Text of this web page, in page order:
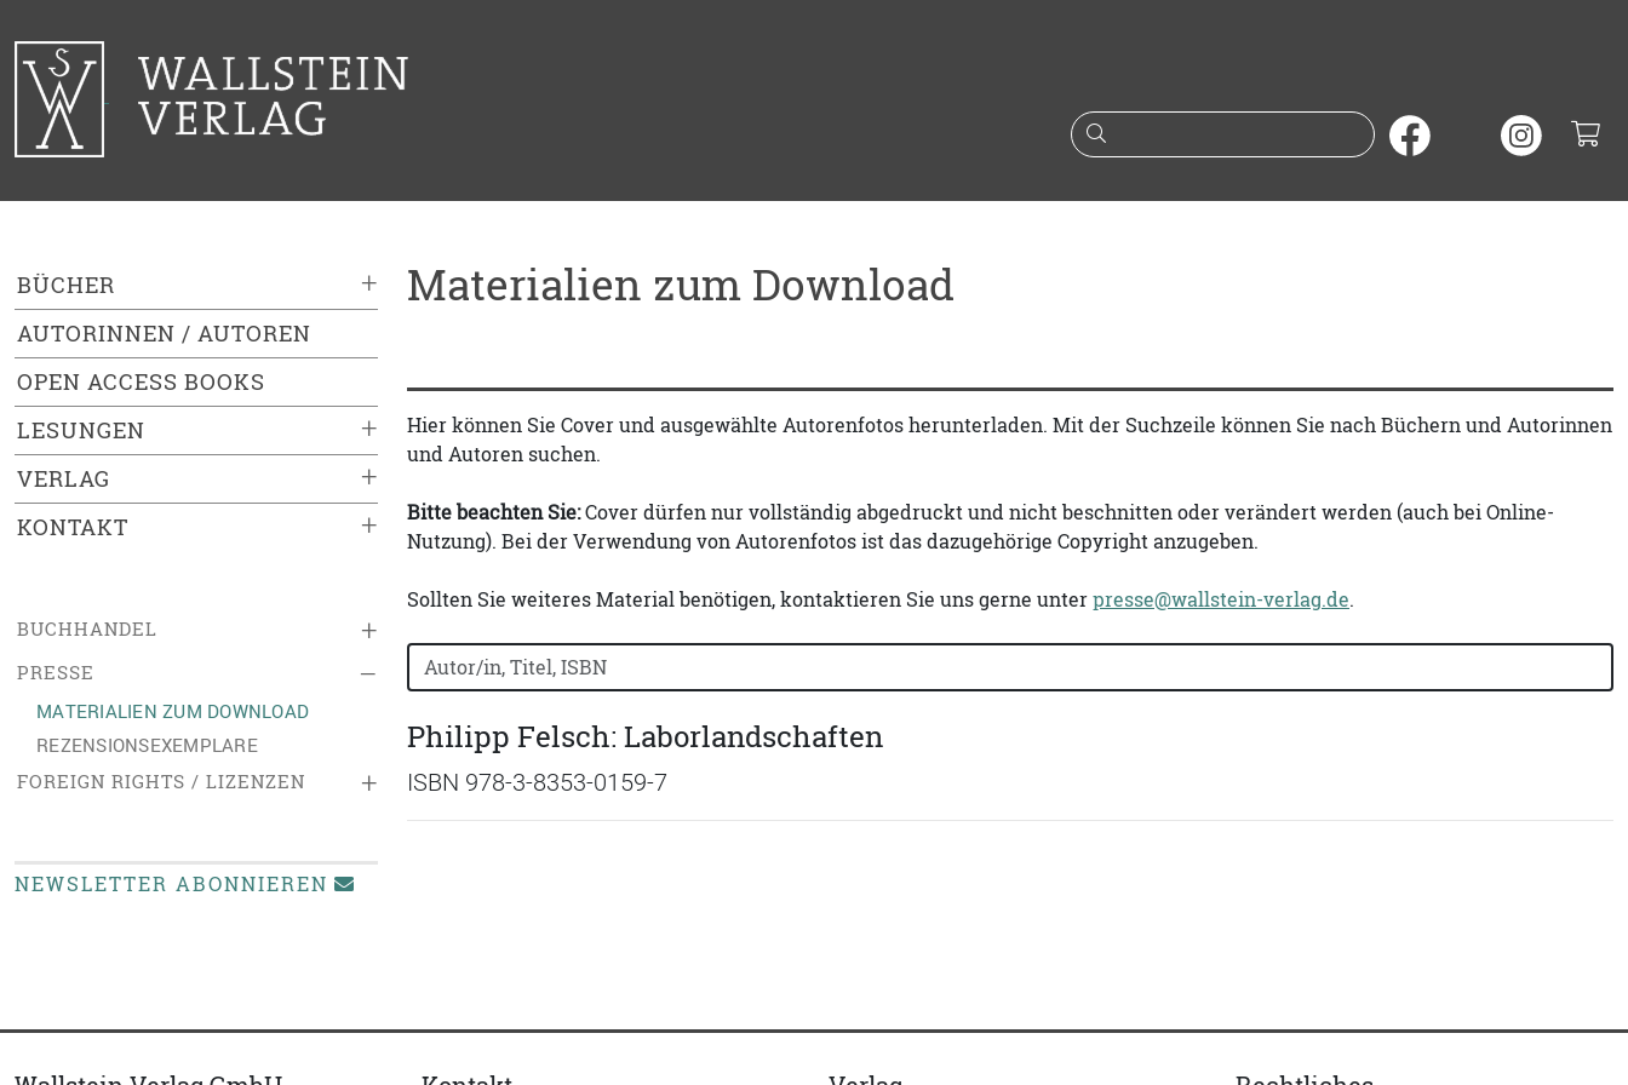
Suche nach Büchern oder
+
BÜCHER
AUTORINNEN / AUTOREN
OPEN ACCESS BOOKS
+
LESUNGEN
+
VERLAG
+
KONTAKT
+
BUCHHANDEL
–
PRESSE
MATERIALIEN ZUM DOWNLOAD
REZENSIONSEXEMPLARE
+
FOREIGN RIGHTS / LIZENZEN
NEWSLETTER ABONNIEREN
Materialien zum Download
Hier können Sie Cover und ausgewählte Autorenfotos herunterladen. Mit der Suchzeile können Sie nach Büchern und Autorinnen
und Autoren suchen.
Bitte beachten Sie:Cover dürfen nur vollständig abgedruckt und nicht beschnitten oder verändert werden (auch bei Online-
Nutzung). Bei der Verwendung von Autorenfotos ist das dazugehörige Copyright anzugeben.
Sollten Sie weiteres Material benötigen, kontaktieren Sie uns gerne unterpresse@wallstein-verlag.de.
Bücher nach Buchtitel, Autorennamen oder ISBN suchen:
Philipp Felsch: Laborlandschaften
ISBN 978-3-8353-0159-7